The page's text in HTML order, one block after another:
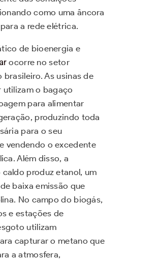
como uma âncora
a rede elétrica.
de bioenergia e
ocorre no setor
As usinas de
o bagaço
para alimentar
produzindo toda
para o seu
vendendo o excedente
Além disso, a
produz etanol, um
baixa emissão que
No campo do biogás,
e estações de
utilizam
capturar o metano que
a atmosfera,